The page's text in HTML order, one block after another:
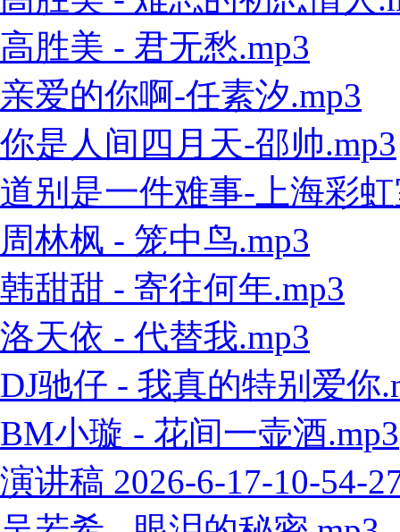
高胜美 - 君无愁.mp3
亲爱的你啊-任素汐.mp3
你是人间四月天-邵帅.mp3
道别是一件难事-上海彩
周林枫 - 笼中鸟.mp3
韩甜甜 - 寄往何年.mp3
洛天依 - 代替我.mp3
DJ驰仔 - 我真的特别爱你
BM小璇 - 花间一壶酒.mp3
演讲稿 2026-6-17-10-54-